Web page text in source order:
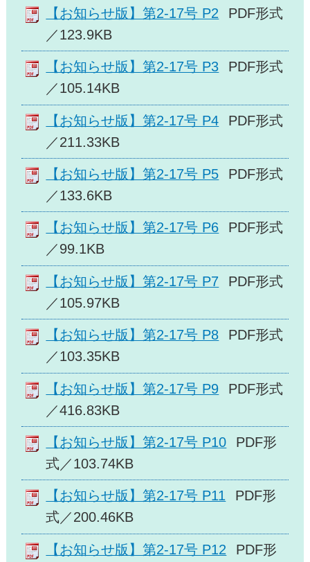
【お知らせ版】第2-17号 P2
PDF形式
／123.9KB
【お知らせ版】第2-17号 P3
PDF形式
／105.14KB
【お知らせ版】第2-17号 P4
PDF形式
／211.33KB
【お知らせ版】第2-17号 P5
PDF形式
／133.6KB
【お知らせ版】第2-17号 P6
PDF形式
／99.1KB
【お知らせ版】第2-17号 P7
PDF形式
／105.97KB
【お知らせ版】第2-17号 P8
PDF形式
／103.35KB
【お知らせ版】第2-17号 P9
PDF形式
／416.83KB
【お知らせ版】第2-17号 P10
PDF形
式／103.74KB
【お知らせ版】第2-17号 P11
PDF形
式／200.46KB
【お知らせ版】第2-17号 P12
PDF形